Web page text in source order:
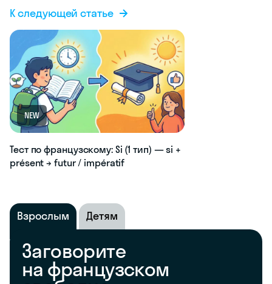
К следующей статье
NEW
Тест по французскому: Si (1 тип) — si +
présent → futur / impératif
Взрослым Детям
Заговорите
на французском